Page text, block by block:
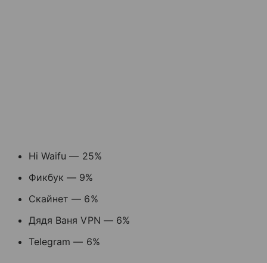
Hi Waifu — 25%
Фикбук — 9%
Скайнет — 6%
Дядя Ваня VPN — 6%
Telegram — 6%